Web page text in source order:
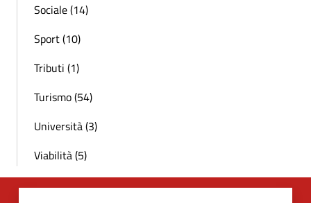
Sociale (14)
Sport (10)
Tributi (1)
Turismo (54)
Università (3)
Viabilità (5)